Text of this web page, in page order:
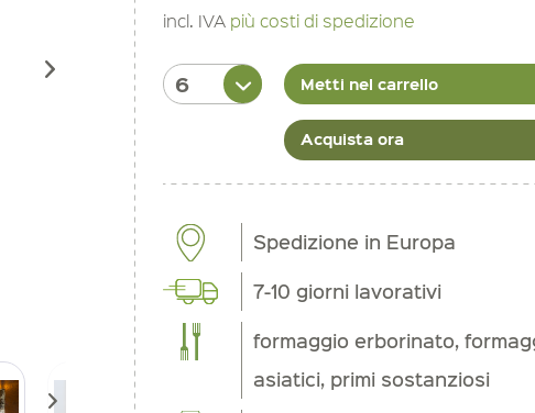
incl. IVA più costi di spedizione
Metti nel carrello
Acquista ora
Spedizione in Europa
7-10 giorni lavorativi
formaggio erborinato,
asiatici, primi sostanziosi